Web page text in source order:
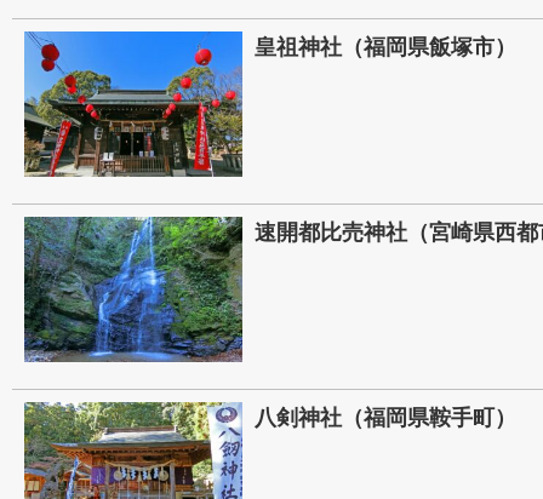
皇祖神社（福岡県飯塚市）
速開都比売神社（宮崎県西
八剣神社（福岡県鞍手町）